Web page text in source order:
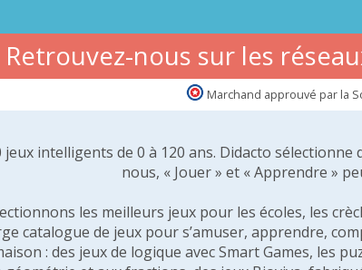
Retrouvez-nous sur les
Marchand approuvé par la
intelligents de 0 à 120 ans. Didacto
nous, « Jouer » et « Apprendre »
les meilleurs jeux pour les écoles, les
catalogue de jeux pour s’amuser, apprendre,
: des jeux de logique avec Smart Games, les